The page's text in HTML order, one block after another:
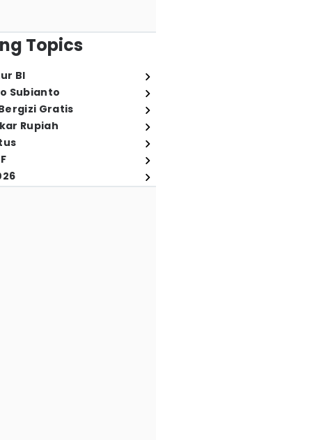
Topics
BI
Subianto
Gratis
Rupiah